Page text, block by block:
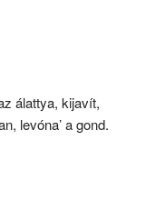
álattya, kijavít,
levóna’ a gond.